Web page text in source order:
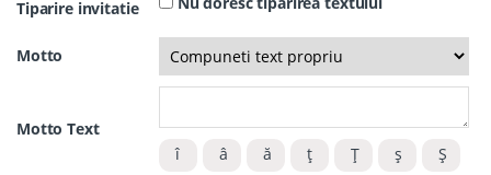
Tiparire invitatie
Motto
Motto Text